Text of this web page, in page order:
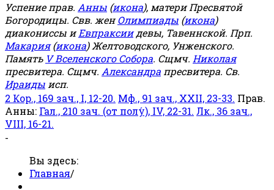
Успение прав. Анны (икона), матери Пресвятой
Богородицы. Свв. женОлимпиады (икона)
диакониссы иЕвпраксиидевы, Тавеннской. Прп.
Макария(икона) Желтоводского, Унженского.
Память V Вселенского Собора. Сщмч. Николая
пресвитера. Сщмч. Александра пресвитера. Св.
Ираиды исп.
2 Кор., 169 зач., I, 12-20. Мф., 91 зач., XXII, 23-33. Прав.
Анны: Гал., 210 зач. (от полу́), IV, 22-31. Лк., 36 зач.,
VIII, 16-21.
-
Вы здесь:
Главная/